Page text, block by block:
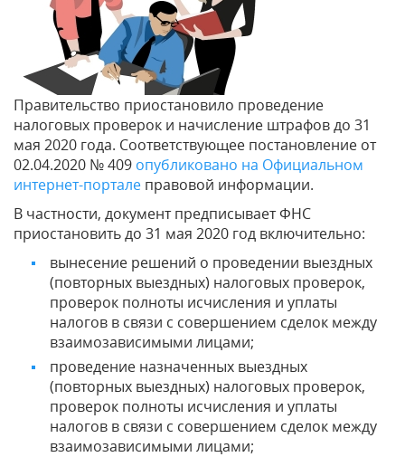
Правительство приостановило проведение
налоговых проверок и начисление штрафов до 31
мая 2020 года. Соответствующее постановление от
02.04.2020 № 409 опубликовано на Официальном
интернет-портале правовой информации.
В частности, документ предписывает ФНС
приостановить до 31 мая 2020 год включительно:
вынесение решений о проведении выездных
(повторных выездных) налоговых проверок,
проверок полноты исчисления и уплаты
налогов в связи с совершением сделок между
взаимозависимыми лицами;
проведение назначенных выездных
(повторных выездных) налоговых проверок,
проверок полноты исчисления и уплаты
налогов в связи с совершением сделок между
взаимозависимыми лицами;